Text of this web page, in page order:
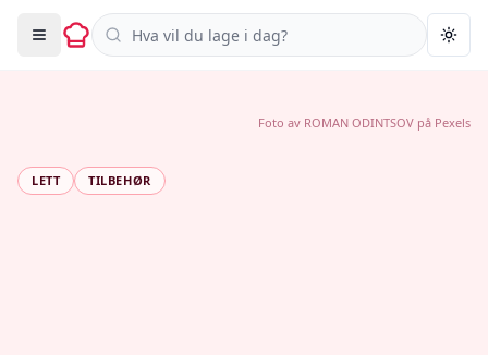
Søk i oppskrifter
LETT TILBEHØR
Foto av ROMAN ODINTSOV på Pexels